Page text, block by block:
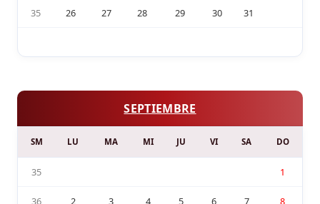
35 26 27 28 29 30 31
SEPTIEMBRE
SM LU MA MI JU VI SA DO
35 1
36 2 3 4 5 6 7 8